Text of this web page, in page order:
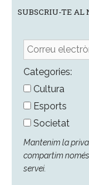
SUBSCRIU-TE AL
Correu
electrònic
*Categories:
Cultura
Esports
Societat
Mantenim la
compartim
servei.